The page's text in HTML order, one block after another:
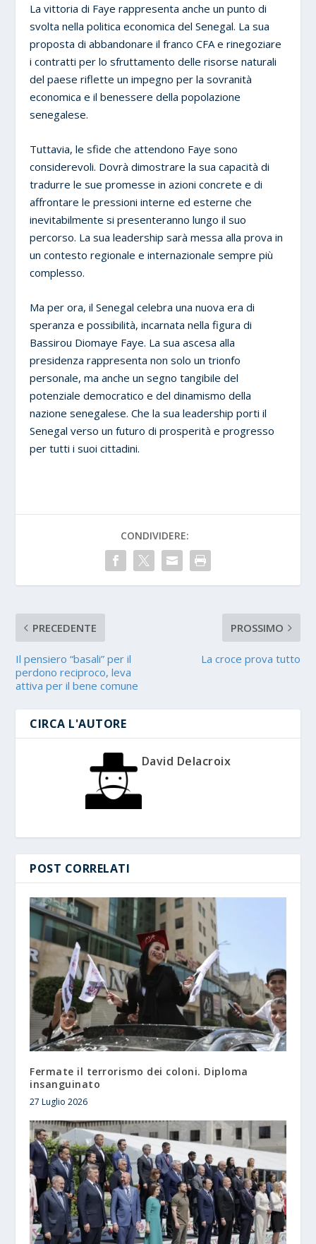
La vittoria di Faye rappresenta anche un punto di
svolta nella politica economica del Senegal. La sua
proposta di abbandonare il franco CFA e rinegoziare
i contratti per lo sfruttamento delle risorse naturali
del paese riflette un impegno per la sovranità
economica e il benessere della popolazione
senegalese.
Tuttavia, le sfide che attendono Faye sono
considerevoli. Dovrà dimostrare la sua capacità di
tradurre le sue promesse in azioni concrete e di
affrontare le pressioni interne ed esterne che
inevitabilmente si presenteranno lungo il suo
percorso. La sua leadership sarà messa alla prova in
un contesto regionale e internazionale sempre più
complesso.
Ma per ora, il Senegal celebra una nuova era di
speranza e possibilità, incarnata nella figura di
Bassirou Diomaye Faye. La sua ascesa alla
presidenza rappresenta non solo un trionfo
personale, ma anche un segno tangibile del
potenziale democratico e del dinamismo della
nazione senegalese. Che la sua leadership porti il
Senegal verso un futuro di prosperità e progresso
per tutti i suoi cittadini.
CONDIVIDERE:
PRECEDENTE
Il pensiero “basali” per il
perdono reciproco, leva
attiva per il bene comune
PROSSIMO
La croce prova tutto
CIRCA L'AUTORE
David Delacroix
POST CORRELATI
Fermate il terrorismo dei coloni. Diploma
insanguinato
27 Luglio 2026